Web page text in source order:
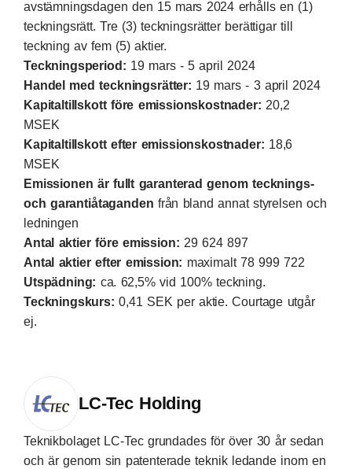
avstämningsdagen den 15 mars 2024 erhålls en (1)
teckningsrätt. Tre (3) teckningsrätter berättigar till
teckning av fem (5) aktier.
Teckningsperiod: 19 mars - 5 april 2024
Handel med teckningsrätter: 19 mars - 3 april 2024
Kapitaltillskott före emissionskostnader: 20,2
MSEK
Kapitaltillskott efter emissionskostnader: 18,6
MSEK
Emissionen är fullt garanterad genom tecknings-
och garantiåtaganden från bland annat styrelsen och
ledningen
Antal aktier före emission: 29 624 897
Antal aktier efter emission: maximalt 78 999 722
Utspädning: ca. 62,5% vid 100% teckning.
Teckningskurs: 0,41 SEK per aktie. Courtage utgår
ej.
LC-Tec Holding
Teknikbolaget LC-Tec grundades för över 30 år sedan
och är genom sin patenterade teknik ledande inom en